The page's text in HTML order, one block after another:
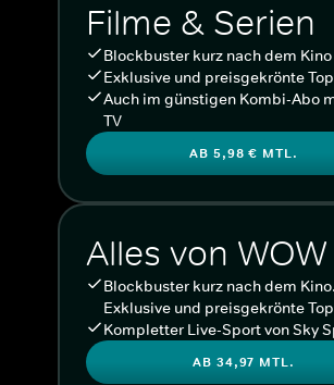
Filme & Serien
Blockbuster kurz nach dem Kino
Exklusive und preisgekrönte
Auch im günstigen Kombi-Abo
TV
AB 5,98 € MTL.
Alles von WOW
Blockbuster kurz nach dem Kino.
Exklusive und preisgekrönte
Kompletter Live-Sport von Sky
AB 34,97 MTL.